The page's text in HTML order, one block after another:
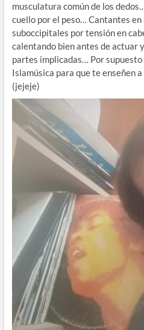
musculatura común de los
cuello por el peso… Cantantes
suboccipitales por tensión en
calentando bien antes de actuar
partes implicadas… Por
Islamúsica para que te enseñen
(jejeje)